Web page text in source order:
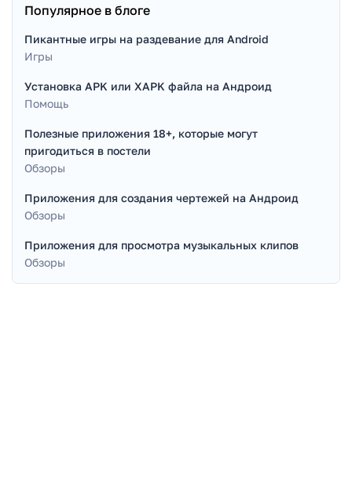
Популярное в блоге
Пикантные игры на раздевание для Android
Игры
Установка APK или XAPK файла на Андроид
Помощь
Полезные приложения 18+, которые могут
пригодиться в постели
Обзоры
Приложения для создания чертежей на Андроид
Обзоры
Приложения для просмотра музыкальных клипов
Обзоры